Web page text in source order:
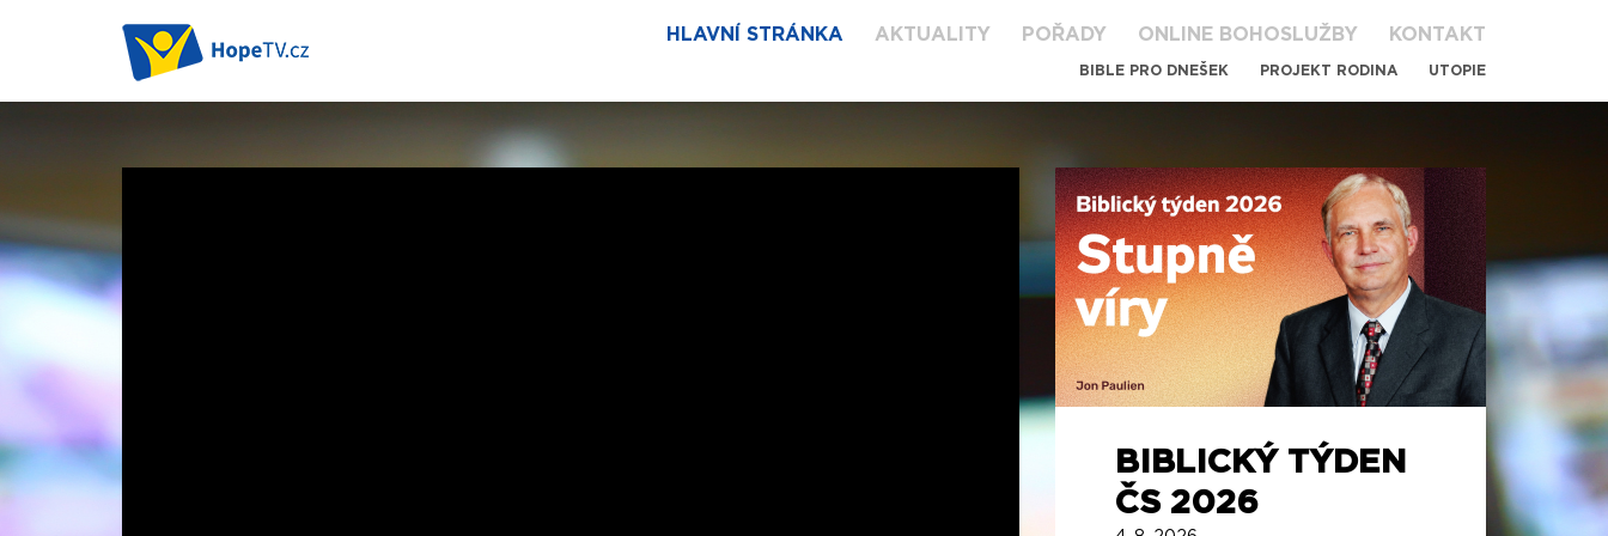
HLAVNÍ STRÁNKA AKTUALITY POŘADY ONLINE BOHOSLUŽBY KONTAKT
BIBLE PRO DNEŠEK PROJEKT RODINA UTOPIE
BIBLICKÝ TÝDEN
ČS 2026